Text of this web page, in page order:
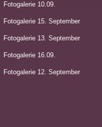
Fotogalerie 10.09.
Fotogalerie 15. September
Fotogalerie 13. September
Fotogalerie 16.09.
Fotogalerie 12. September